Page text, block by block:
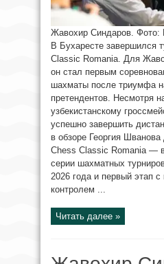
Жавохир Синдаров. Фото:
В Бухаресте завершился
Classic Romania. Для
он стал первым
шахматы после триумфа
претендентов. Несмотря
узбекистанскому
успешно завершить
в обзоре Георгия
Chess Classic Romania —
серии шахматных
2026 года и первый этап с
контролем ...
Читать далее »